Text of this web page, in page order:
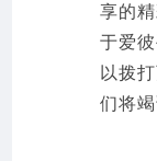
享的
于爱
以拨
们将竭